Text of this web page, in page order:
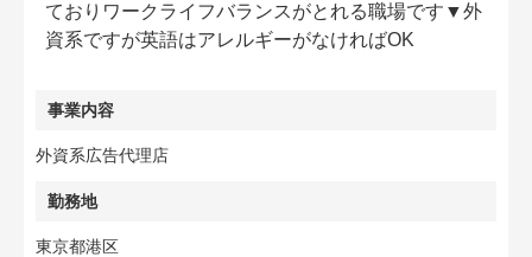
ておりワークライフバランスがとれる職場です▼外
資系ですが英語はアレルギーがなければOK
事業内容
外資系広告代理店
勤務地
東京都港区